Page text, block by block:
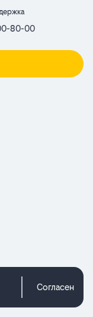
80-00
Согласен